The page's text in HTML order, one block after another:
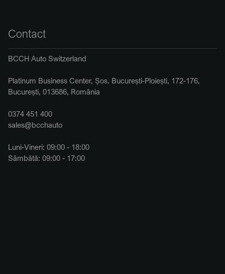
Contact
BCCH Auto Switzerland
Platinum Business Center, Șos. București-Ploiești, 172-176,
București, 013686, România
0374 451 400
sales@bcchauto
Luni-Vineri: 09:00 - 18:00
Sâmbătă: 09:00 - 17:00